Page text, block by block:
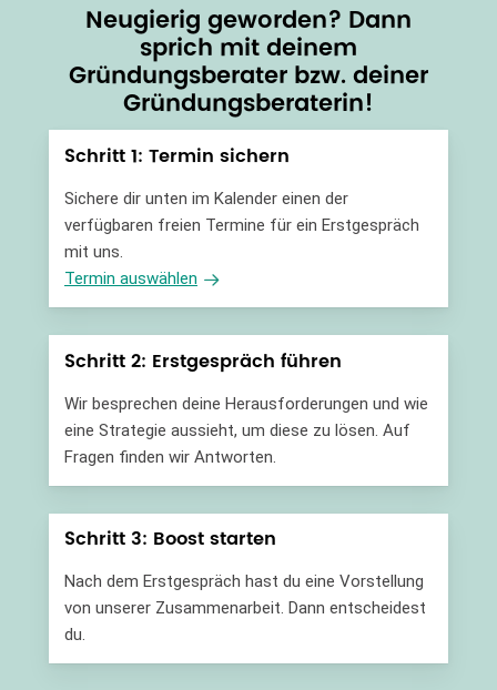
Neugierig geworden? Dann
sprich mit deinem
Gründungsberater bzw. deiner
Gründungsberaterin!
Schritt 1: Termin sichern
Sichere dir unten im Kalender einen der
verfügbaren freien Termine für ein Erstgespräch
mit uns.
Termin auswählen
Schritt 2: Erstgespräch führen
Wir besprechen deine Herausforderungen und wie
eine Strategie aussieht, um diese zu lösen. Auf
Fragen finden wir Antworten.
Schritt 3: Boost starten
Nach dem Erstgespräch hast du eine Vorstellung
von unserer Zusammenarbeit. Dann entscheidest
du.